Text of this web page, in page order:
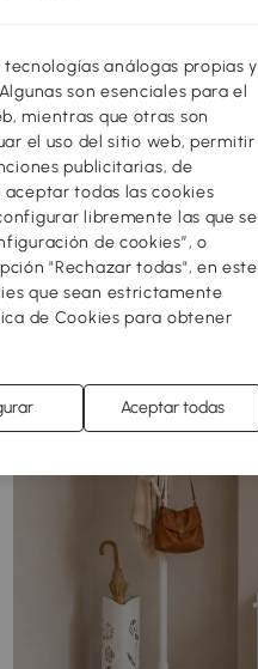
tecnologías análogas propias y
son esenciales para el
mientras que otras son
el uso del sitio web, permitir
publicitarias, de
aceptar todas las cookies
libremente las que se
de cookies”, o
"Rechazar todas", en este
que sean estrictamente
de Cookies para obtener
Aceptar todas